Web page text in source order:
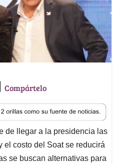
T
r
e
a
d
s
Compártelo
de llegar a la presidencia las
el costo del Soat se reducirá
se buscan alternativas para